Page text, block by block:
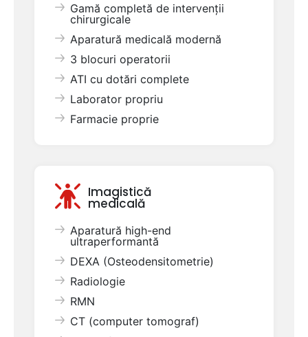
Gamă completă de intervenții
chirurgicale
Aparatură medicală modernă
3 blocuri operatorii
ATI cu dotări complete
Laborator propriu
Farmacie proprie
Imagistică
medicală
Aparatură high-end
ultraperformantă
DEXA (Osteodensitometrie)
Radiologie
RMN
CT (computer tomograf)